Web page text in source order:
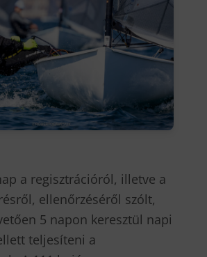
a regisztrációról, illetve a
ellenőrzéséről szólt,
5 napon keresztül napi
teljesíteni a